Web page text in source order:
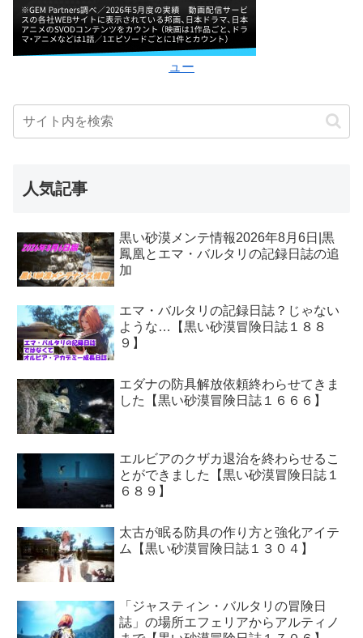
ュー
人気記事
黒い砂漠メンテ情報2026年8月6日|黒
鳳凰とエマ・バルタリの記録日誌の追
加
エマ・バルタリの記録日誌？じゃない
ような…【黒い砂漠冒険日誌１８８
９】
エダナの防具解放依頼終わらせてきま
した【黒い砂漠冒険日誌１６６６】
エルビアのクザカ退治を終わらせるこ
とができました【黒い砂漠冒険日誌１
６８９】
太古が眠る防具の作り方と強化アイテ
ム【黒い砂漠冒険日誌１３０４】
「ジャスティン・バルタリの冒険日
誌」の場所エフェリアからアルティノ